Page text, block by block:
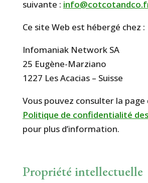
suivante :
Ce site Web est hébergé chez :
Infomaniak Network SA
25 Eugène-Marziano
1227 Les Acacias – Suisse
Vous pouvez consulter la page
Politique de confidentialité
pour plus d’information.
Propriété intellectuelle